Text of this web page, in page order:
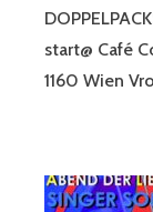
start@ Café
1160 Wien